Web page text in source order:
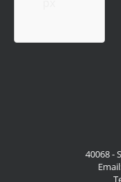
40068 -